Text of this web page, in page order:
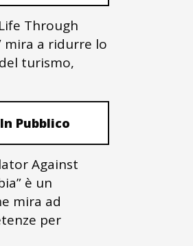
Through
mira a ridurre lo
turismo,
Pubblico
Against
è un
mira ad
per